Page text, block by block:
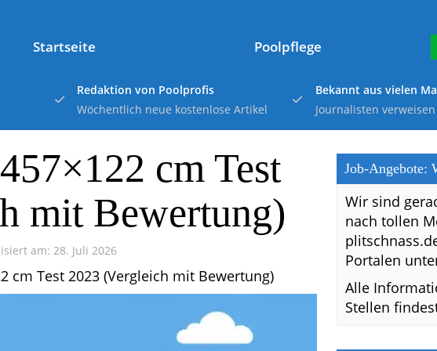
Startseite Poolpflege
Redaktion von Poolprofis
Wöchentlich neue kostenlose Artikel
Bekannt aus vielen
Journalisten
cm Test
mit Bewertung)
am: 28. Juli 2026
cm Test 2023 (Vergleich mit Bewertung)
Job-Angebote:
Wir sind
nach tollen
Portalen
Alle
Stellen